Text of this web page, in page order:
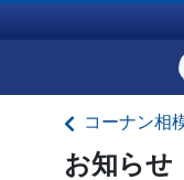
コーナン相
お知らせ